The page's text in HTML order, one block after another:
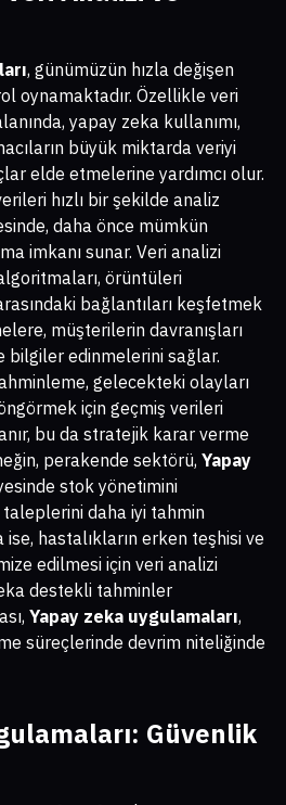
, günümüzün hızla değişen
oynamaktadır. Özellikle veri
yapay zeka kullanımı,
büyük miktarda veriyi
elde etmelerine yardımcı olur.
hızlı bir şekilde analiz
daha önce mümkün
imkanı sunar. Veri analizi
örüntüleri
bağlantıları keşfetmek
müşterilerin davranışları
bilgiler edinmelerini sağlar.
gelecekteki olayları
için geçmiş verileri
bu da stratejik karar verme
perakende sektörü, Yapay
stok yönetimini
daha iyi tahmin
ise, hastalıkların erken teşhisi ve
edilmesi için veri analizi
destekli tahminler
Yapay zeka uygulamaları,
süreçlerinde devrim niteliğinde
: Güvenlik